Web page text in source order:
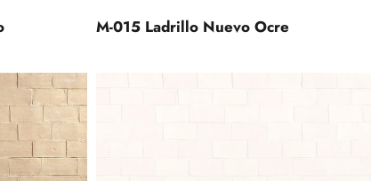
M-015 Ladrillo Nuevo Ocre